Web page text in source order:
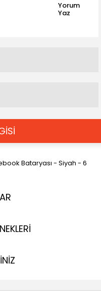
Yorum
Yaz
Bataryası - Siyah - 6